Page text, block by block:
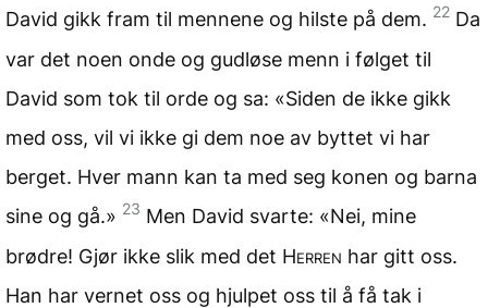
David gikk fram til mennene og hilste på dem. 22 Da
var det noen onde og gudløse menn i følget til
David som tok til orde og sa: «Siden de ikke gikk
med oss, vil vi ikke gi dem noe av byttet vi har
berget. Hver mann kan ta med seg konen og barna
sine og gå.» 23 Men David svarte: «Nei, mine
brødre! Gjør ikke slik med det Herren har gitt oss.
Han har vernet oss og hjulpet oss til å få tak i